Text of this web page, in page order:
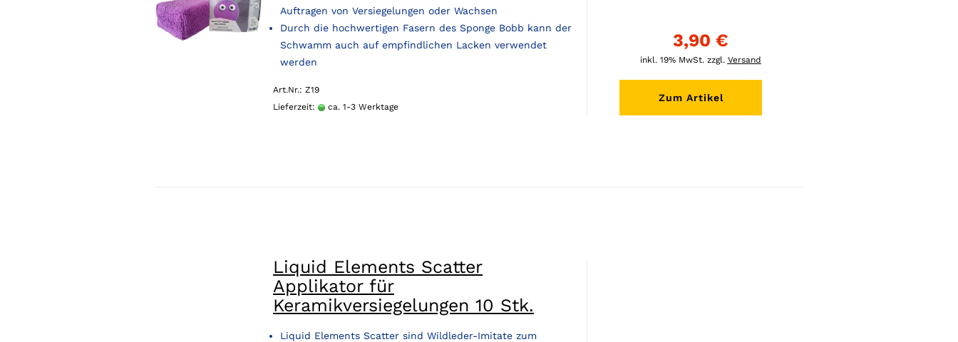
Auftragen von Versiegelungen oder Wachsen
Durch die hochwertigen Fasern des Sponge Bobb kann der
Schwamm auch auf empfindlichen Lacken verwendet
werden
Art.Nr.: Z19
Lieferzeit:
ca. 1-3 Werktage
3,90 €
inkl. 19% MwSt. zzgl. Versand
Zum Artikel
Liquid Elements Scatter
Applikator für
Keramikversiegelungen 10 Stk.
Liquid Elements Scatter sind Wildleder-Imitate zum